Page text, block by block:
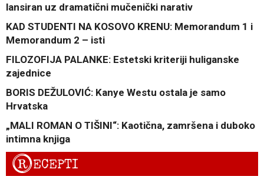
lansiran uz dramatični mučenički narativ
KAD STUDENTI NA KOSOVO KRENU: Memorandum 1 i
Memorandum 2 – isti
FILOZOFIJA PALANKE: Estetski kriteriji huliganske
zajednice
BORIS DEŽULOVIĆ: Kanye Westu ostala je samo
Hrvatska
„MALI ROMAN O TIŠINI“: Kaotična, zamršena i duboko
intimna knjiga
RECEPTI